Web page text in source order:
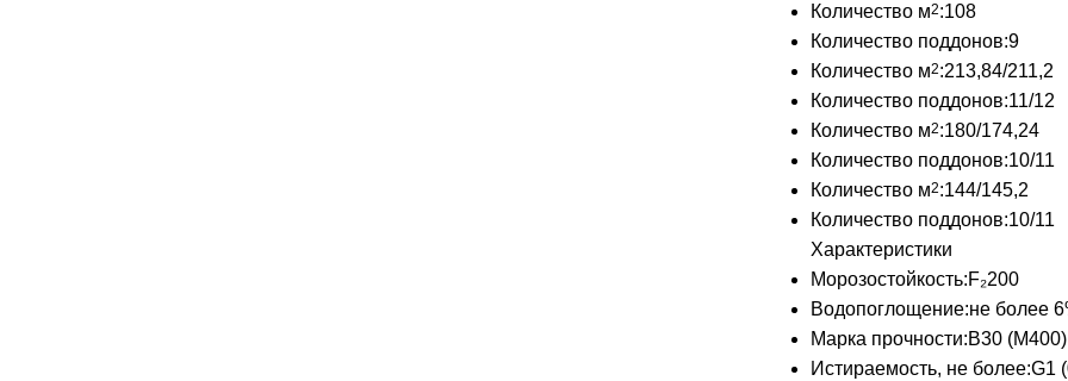
Количество м2:108
Количество поддонов:9
Количество м2:213,84/211,2
Количество поддонов:11/12
Количество м2:180/174,24
Количество поддонов:10/11
Количество м2:144/145,2
Количество поддонов:10/11
Характеристики
Морозостойкость:F₂200
Водопоглощение:не более
Марка прочности:В30 (М400)
Истираемость, не более:G1